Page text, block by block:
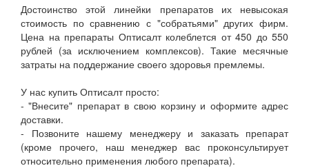
Достоинство этой линейки препаратов их невысокая
стоимость по сравнению с "собратьями" других фирм.
Цена на препараты Оптисалт колеблется от 450 до 550
рублей (за исключением комплексов). Такие месячные
затраты на поддержание своего здоровья премлемы.
У нас купить Оптисалт просто:
- "Внесите" препарат в свою корзину и оформите адрес
доставки.
- Позвоните нашему менеджеру и заказать препарат
(кроме прочего, наш менеджер вас проконсультирует
относительно применения любого препарата).